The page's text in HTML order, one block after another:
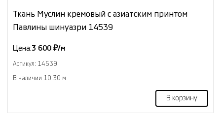
Ткань Муслин кремовый с азиатским принтом
Павлины шинуазри 14539
Цена:3 600 ₽/м
Артикул: 14539
В наличии 10.30 м
В корзину